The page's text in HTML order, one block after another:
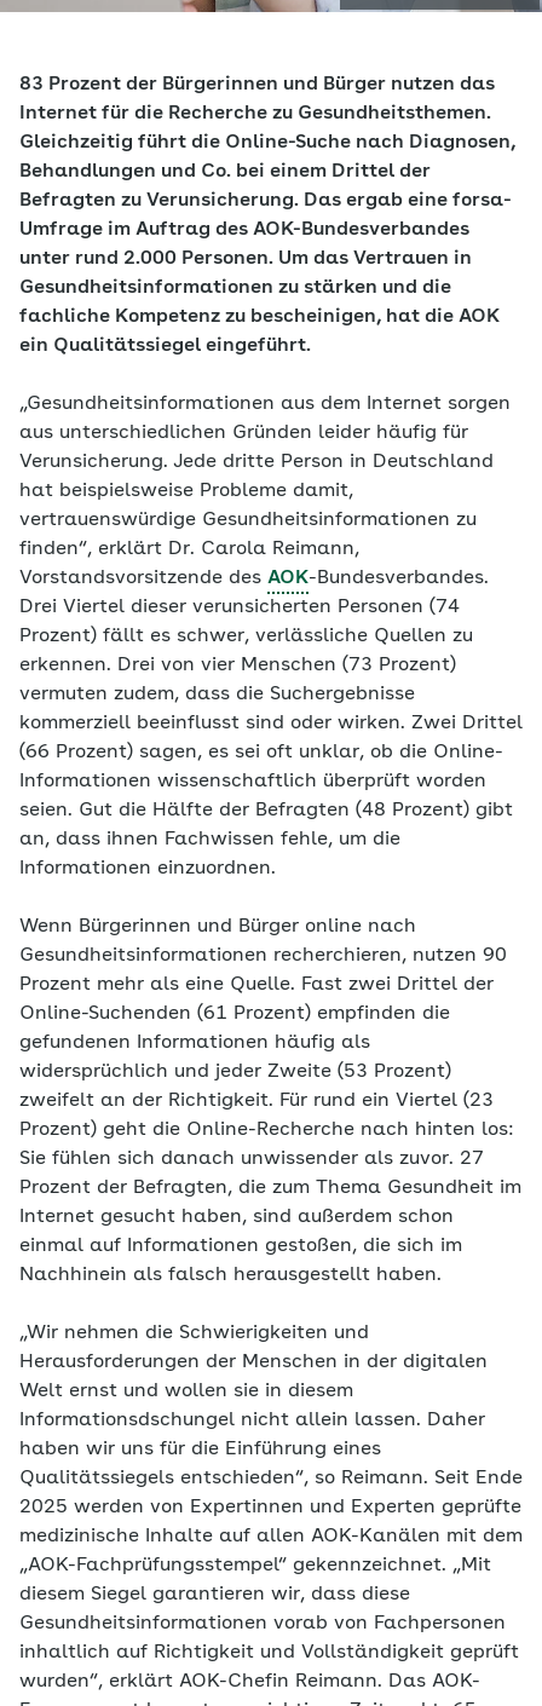
83 Prozent der Bürgerinnen und Bürger nutzen das
Internet für die Recherche zu Gesundheitsthemen.
Gleichzeitig führt die Online-Suche nach Diagnosen,
Behandlungen und Co. bei einem Drittel der
Befragten zu Verunsicherung. Das ergab eine forsa-
Umfrage im Auftrag des AOK-Bundesverbandes
unter rund 2.000 Personen. Um das Vertrauen in
Gesundheitsinformationen zu stärken und die
fachliche Kompetenz zu bescheinigen, hat die AOK
ein Qualitätssiegel eingeführt.
„Gesundheitsinformationen aus dem Internet sorgen
aus unterschiedlichen Gründen leider häufig für
Verunsicherung. Jede dritte Person in Deutschland
hat beispielsweise Probleme damit,
vertrauenswürdige Gesundheitsinformationen zu
finden“, erklärt Dr. Carola Reimann,
Vorstandsvorsitzende des AOK-Bundesverbandes.
Drei Viertel dieser verunsicherten Personen (74
Prozent) fällt es schwer, verlässliche Quellen zu
erkennen. Drei von vier Menschen (73 Prozent)
vermuten zudem, dass die Suchergebnisse
kommerziell beeinflusst sind oder wirken. Zwei Drittel
(66 Prozent) sagen, es sei oft unklar, ob die Online-
Informationen wissenschaftlich überprüft worden
seien. Gut die Hälfte der Befragten (48 Prozent) gibt
an, dass ihnen Fachwissen fehle, um die
Informationen einzuordnen.
Wenn Bürgerinnen und Bürger online nach
Gesundheitsinformationen recherchieren, nutzen 90
Prozent mehr als eine Quelle. Fast zwei Drittel der
Online-Suchenden (61 Prozent) empfinden die
gefundenen Informationen häufig als
widersprüchlich und jeder Zweite (53 Prozent)
zweifelt an der Richtigkeit. Für rund ein Viertel (23
Prozent) geht die Online-Recherche nach hinten los:
Sie fühlen sich danach unwissender als zuvor. 27
Prozent der Befragten, die zum Thema Gesundheit im
Internet gesucht haben, sind außerdem schon
einmal auf Informationen gestoßen, die sich im
Nachhinein als falsch herausgestellt haben.
„Wir nehmen die Schwierigkeiten und
Herausforderungen der Menschen in der digitalen
Welt ernst und wollen sie in diesem
Informationsdschungel nicht allein lassen. Daher
haben wir uns für die Einführung eines
Qualitätssiegels entschieden“, so Reimann. Seit Ende
2025 werden von Expertinnen und Experten geprüfte
medizinische Inhalte auf allen AOK-Kanälen mit dem
„AOK-Fachprüfungsstempel“ gekennzeichnet. „Mit
diesem Siegel garantieren wir, dass diese
Gesundheitsinformationen vorab von Fachpersonen
inhaltlich auf Richtigkeit und Vollständigkeit geprüft
wurden“, erklärt AOK-Chefin Reimann. Das AOK-